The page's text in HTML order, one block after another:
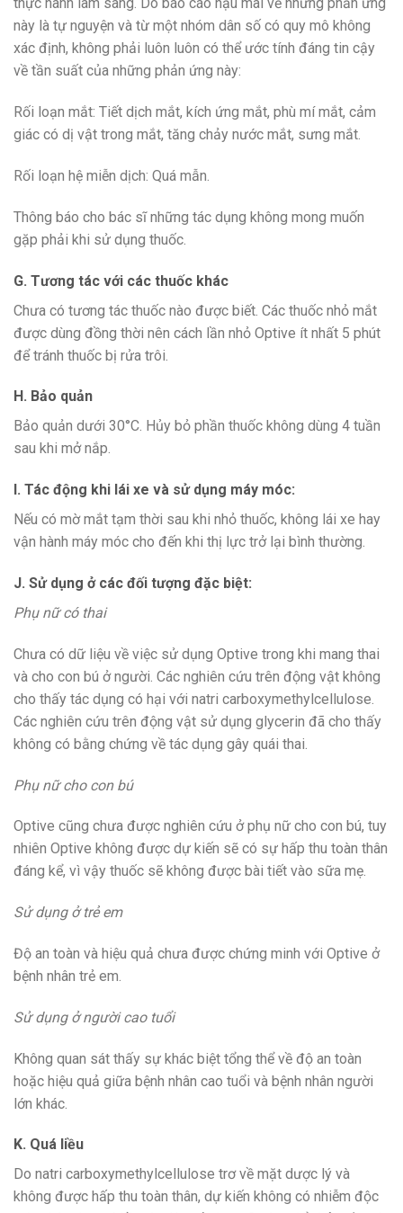
thực hành lâm sàng. Do báo cáo hậu mãi về những phản ứng
này là tự nguyện và từ một nhóm dân số có quy mô không
xác định, không phải luôn luôn có thể ước tính đáng tin cậy
về tần suất của những phản ứng này:
Rối loạn mắt: Tiết dịch mắt, kích ứng mắt, phù mí mắt, cảm
giác có dị vật trong mắt, tăng chảy nước mắt, sưng mắt.
Rối loạn hệ miễn dịch: Quá mẫn.
Thông báo cho bác sĩ những tác dụng không mong muốn
gặp phải khi sử dụng thuốc.
G. Tương tác với các thuốc khác
Chưa có tương tác thuốc nào được biết. Các thuốc nhỏ mắt
được dùng đồng thời nên cách lần nhỏ Optive ít nhất 5 phút
để tránh thuốc bị rửa trôi.
H. Bảo quản
Bảo quản dưới 30°C. Hủy bỏ phần thuốc không dùng 4 tuần
sau khi mở nắp.
I. Tác động khi lái xe và sử dụng máy móc:
Nếu có mờ mắt tạm thời sau khi nhỏ thuốc, không lái xe hay
vận hành máy móc cho đến khi thị lực trở lại bình thường.
J. Sử dụng ở các đối tượng đặc biệt:
Phụ nữ có thai
Chưa có dữ liệu về việc sử dụng Optive trong khi mang thai
và cho con bú ở người. Các nghiên cứu trên động vật không
cho thấy tác dụng có hại với natri carboxymethylcellulose.
Các nghiên cứu trên động vật sử dụng glycerin đã cho thấy
không có bằng chứng về tác dụng gây quái thai.
Phụ nữ cho con bú
Optive cũng chưa được nghiên cứu ở phụ nữ cho con bú, tuy
nhiên Optive không được dự kiến sẽ có sự hấp thu toàn thân
đáng kể, vì vậy thuốc sẽ không được bài tiết vào sữa mẹ.
Sử dụng ở trẻ em
Độ an toàn và hiệu quả chưa được chứng minh với Optive ở
bệnh nhân trẻ em.
Sử dụng ở người cao tuổi
Không quan sát thấy sự khác biệt tổng thể về độ an toàn
hoặc hiệu quả giữa bệnh nhân cao tuổi và bệnh nhân người
lớn khác.
K. Quá liều
Do natri carboxymethylcellulose trơ về mặt dược lý và
không được hấp thu toàn thân, dự kiến không có nhiễm độc